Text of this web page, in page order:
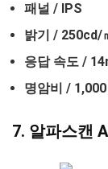
패널 / IPS
밝기 / 250cd/
응답 속도 /
명암비 / 1,000
7. 알파스캔